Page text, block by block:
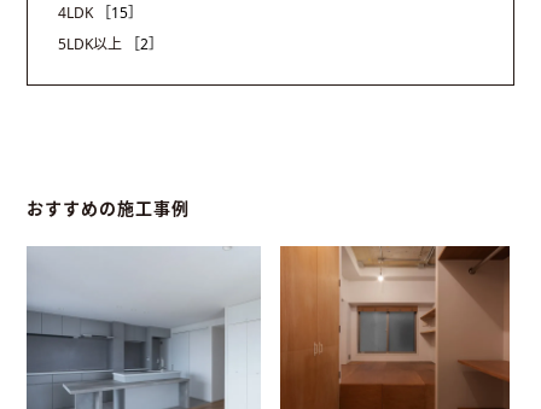
4LDK
［15］
5LDK以上
［2］
おすすめの施工事例